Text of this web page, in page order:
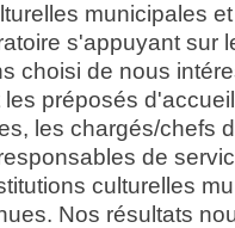
municipales
s'appuyant sur
choisi de nous
préposés
les chargés/chefs
de
culturelles
Nos résultats